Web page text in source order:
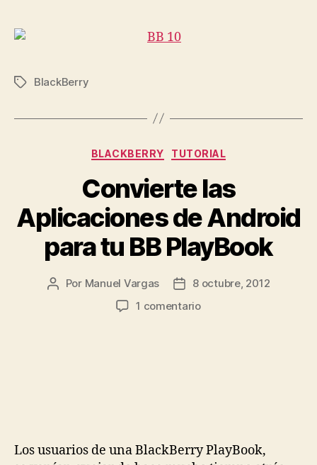
Etiquetas
BlackBerry
Categorías
BLACKBERRY TUTORIAL
Convierte las
Aplicaciones de Android
para tu BB PlayBook
Autor
Por Manuel Vargas
Fecha
de
8 octubre, 2012
1 comentarioen
PlayBook
Los usuarios de una BlackBerry PlayBook,